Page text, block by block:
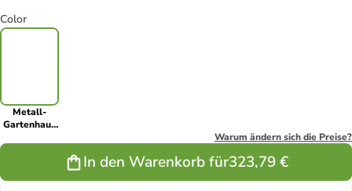
Color
Metall-
Gartenhaus
Warum ändern sich die Preise?
In den Warenkorb für323,79 €